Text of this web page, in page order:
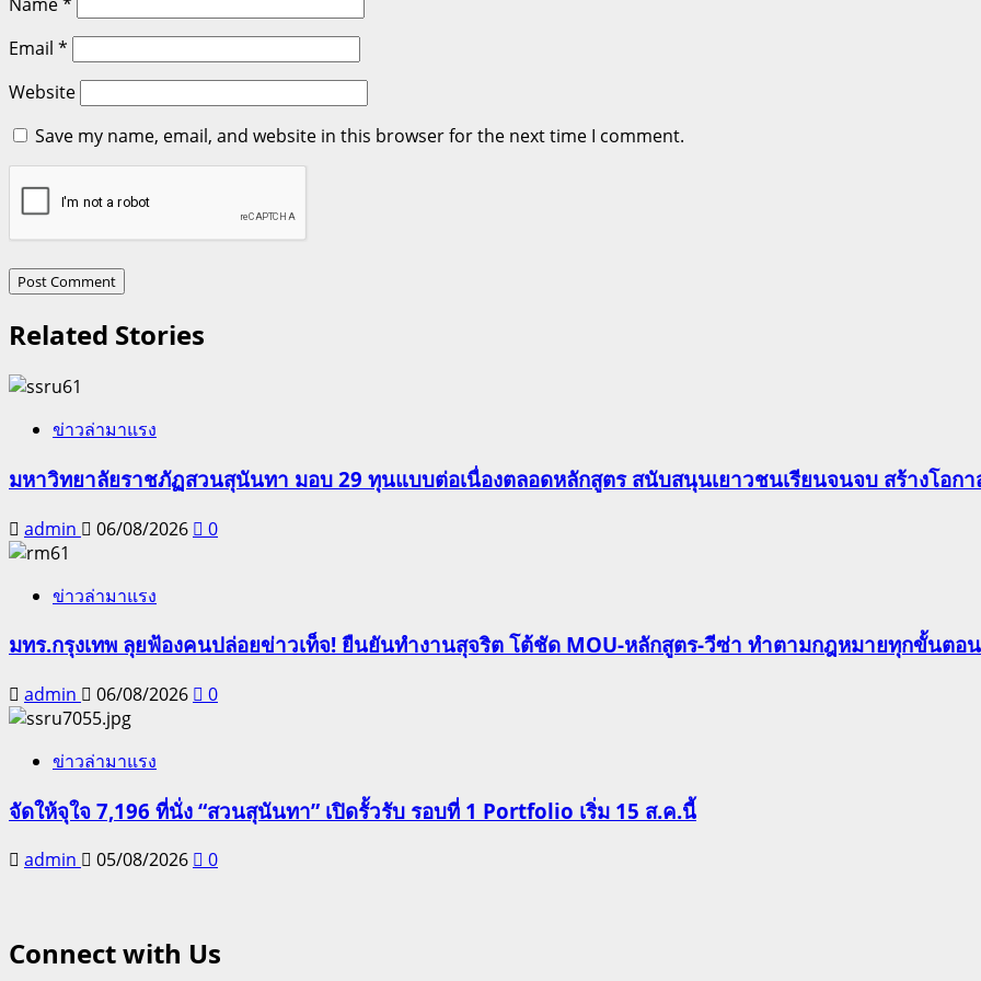
Email *
Website
Save my name, email, and website in this browser for the next time I comment.
Related Stories
ข่าวล่ามาแรง
มหาวิทยาลัยราชภัฏสวนสุนันทา มอบ 29 ทุนแบบต่อเนื่องตลอดหลักสูตร สนับสนุนเยาวชนเรียนจนจบ สร้างโอกา
admin 06/08/2026 0
ข่าวล่ามาแรง
มทร.กรุงเทพ ลุยฟ้องคนปล่อยข่าวเท็จ! ยืนยันทำงานสุจริต โต้ชัด MOU-หลักสูตร-วีซ่า ทำตามกฎหมายทุกขั้นตอน
admin 06/08/2026 0
ข่าวล่ามาแรง
จัดให้จุใจ 7,196 ที่นั่ง “สวนสุนันทา” เปิดรั้วรับ รอบที่ 1 Portfolio เริ่ม 15 ส.ค.นี้
admin 05/08/2026 0
Connect with Us